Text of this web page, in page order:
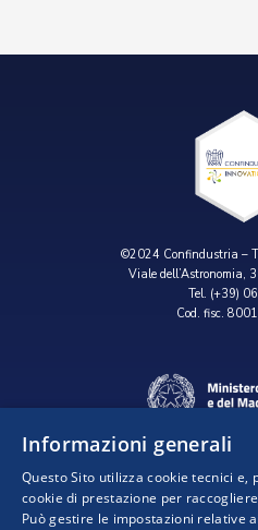
©2024 Confindustria –
Viale dell’Astronomia,
Tel. (+39)
Cod. fisc.
Informazioni generali
Questo Sito utilizza cookie tecnici e,
cookie di prestazione per
Può gestire le impostazioni relative